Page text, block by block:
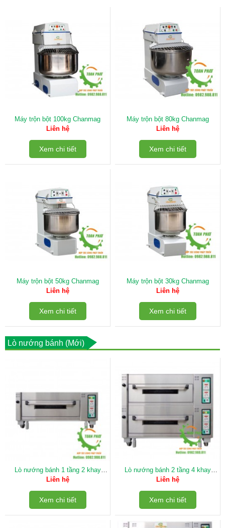
Máy trộn bột 100kg Chanmag
Liên hệ
Xem chi tiết
Máy trộn bột 80kg Chanmag
Liên hệ
Xem chi tiết
Máy trộn bột 50kg Chanmag
Liên hệ
Xem chi tiết
Máy trộn bột 30kg Chanmag
Liên hệ
Xem chi tiết
Lò nướng bánh (Mới)
Lò nướng bánh 1 tầng 2 khay
Chanmag Đài Loan
Liên hệ
Xem chi tiết
Lò nướng bánh 2 tầng 4 khay
Chanmag Đài Loan
Liên hệ
Xem chi tiết